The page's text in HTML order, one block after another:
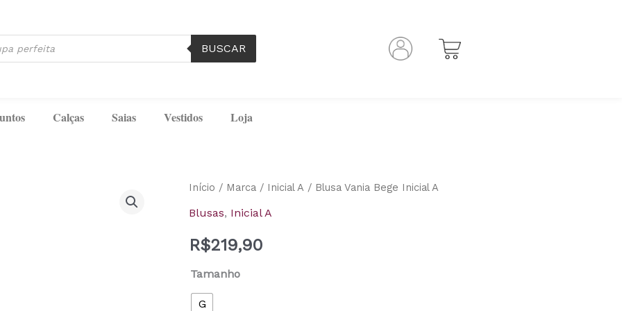
BUSCAR
Calças Saias Vestidos Loja
Início / Marca / Inicial A / Blusa Vania Bege Inicial A
Blusas, Inicial A
R$219,90
Tamanho
G
Blusa
Vania
Inicial
A